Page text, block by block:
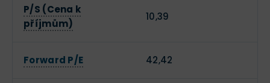
P/S (Cena k
příjmům)
10,39
Forward P/E 42,42